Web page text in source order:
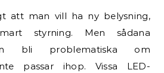
att man vill ha ny belysning,
styrning. Men sådana
bli problematiska om
passar ihop. Vissa LED-